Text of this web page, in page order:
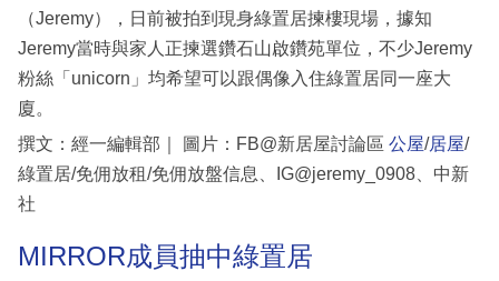
（Jeremy），日前被拍到現身綠置居揀樓現場，據知
Jeremy當時與家人正揀選鑽石山啟鑽苑單位，不少Jeremy
粉絲「unicorn」均希望可以跟偶像入住綠置居同一座大
廈。
撰文：經一編輯部｜ 圖片：FB@新居屋討論區 公屋/居屋/
綠置居/免佣放租/免佣放盤信息、IG@jeremy_0908、中新
社
MIRROR成員抽中綠置居